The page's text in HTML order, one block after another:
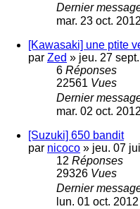
Dernier
mar. 23 oct.
[Kawasaki] une ptite
par Zed » jeu. 27
6 Réponses
22561 Vues
Dernier
mar. 02 oct.
[Suzuki] 650 bandit
par nicoco » jeu. 07
12 Réponses
29326 Vues
Dernier
lun. 01 oct.